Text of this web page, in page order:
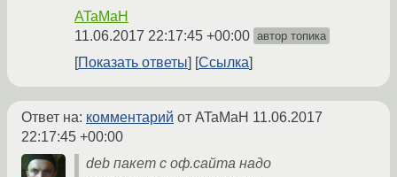
ATaMaH
11.06.2017 22:17:45 +00:00 автор топика
Показать ответы Ссылка
Ответ на: комментарий от ATaMaH 11.06.2017
22:17:45 +00:00
deb пакет с оф.сайта надо